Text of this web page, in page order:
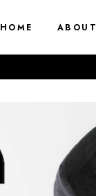
HOME ABOUT